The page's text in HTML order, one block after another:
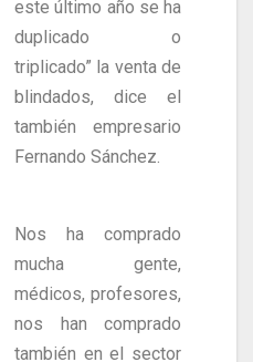
este último año se ha
duplicado o
triplicado” la venta de
blindados, dice el
también empresario
Fernando Sánchez.
Nos ha comprado
mucha gente,
médicos, profesores,
nos han comprado
también en el sector